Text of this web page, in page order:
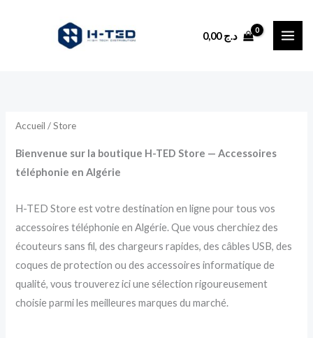
د.ج0,00
Accueil / Store
Bienvenue sur la boutique H-TED Store — Accessoires
téléphonie en Algérie
H-TED Store est votre destination en ligne pour tous vos
accessoires téléphonie en Algérie. Que vous cherchiez des
écouteurs sans fil, des chargeurs rapides, des câbles USB, des
coques de protection ou des accessoires informatique de
qualité, vous trouverez ici une sélection rigoureusement
choisie parmi les meilleures marques du marché.
récent